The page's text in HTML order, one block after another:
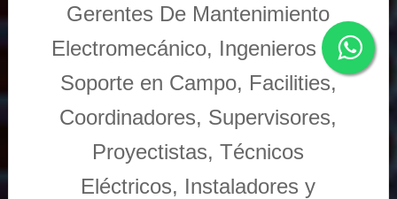
Gerentes De Mantenimiento
Electromecánico, Ingenieros de
Soporte en Campo, Facilities,
Coordinadores, Supervisores,
Proyectistas, Técnicos
Eléctricos, Instaladores y